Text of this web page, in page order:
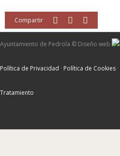
Compartir
Ayuntamiento de Pedrola © Diseño web
Política de Privacidad · Política de Cookies ·
Tratamiento